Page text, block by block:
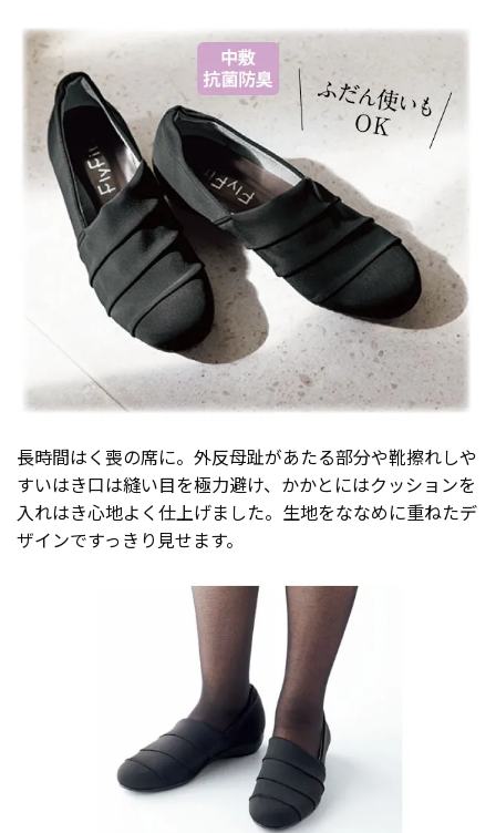
長時間はく喪の席に。外反母趾があたる部分や靴擦れしや
すいはき口は縫い目を極力避け、かかとにはクッションを
入れはき心地よく仕上げました。生地をななめに重ねたデ
ザインですっきり見せます。